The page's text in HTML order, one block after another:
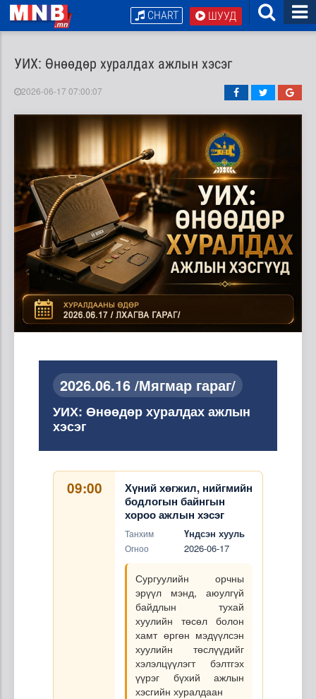
ШУУД
CHART
УИХ: Өнөөдөр хуралдах ажлын хэсэг
2026-06-17 07:00:07
2026.06.16 /Мягмар гараг/
УИХ: Өнөөдөр хуралдах ажлын
хэсэг
09:00
Хүний хөгжил, нийгмийн
бодлогын байнгын
хороо ажлын хэсэг
Танхим Үндсэн хууль
Огноо 2026-06-17
Сургуулийн орчны
эрүүл мэнд, аюулгүй
байдлын тухай
хуулийн төсөл болон
хамт өргөн мэдүүлсэн
хуулийн төслүүдийг
хэлэлцүүлэгт бэлтгэх
үүрэг бүхий ажлын
хэсгийн хуралдаан